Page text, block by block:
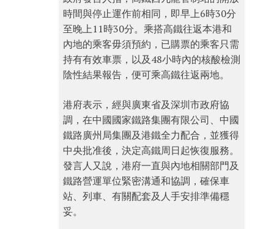
時間與停止運作前相同，即早上6時30分
至晚上11時30分。乘搭高鐵往返本港和
內地的乘客毋須預約，已購票的乘客只需
持有有效車票，以及48小時內的核酸檢測
陰性結果報告，便可乘高鐵往返兩地。
港府表示，經與廣東省及深圳市政府協
調，在中國國家鐵路集團有限公司、中國
鐵路廣州局集團及港鐵全力配合，並獲得
中央批准後，決定高鐵周日起恢復服務。
發言人又說，港府一直與內地相關部門及
鐵路營運單位緊密溝通和協調，確保車
站、列車、有關配套及人手安排準備穩
妥。